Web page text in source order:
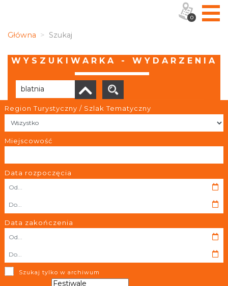
Główna Szukaj
WYSZUKIWARKA - WYDARZENIA
Region Turystyczny / Szlak Tematyczny
Miejscowość
Data rozpoczęcia
Data zakończenia
Szukaj tylko w archiwum
Brak wyników
TRASY
PANORAMY
0